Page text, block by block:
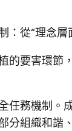
：從“理念層
的要害環節
任務機制。
分組織和諧